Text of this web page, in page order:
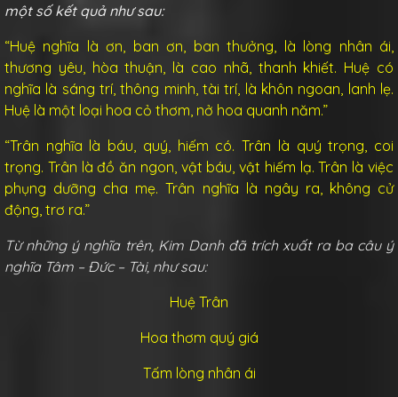
một số kết quả như sau:
“Huệ nghĩa là ơn, ban ơn, ban thưởng, là lòng nhân ái,
thương yêu, hòa thuận, là cao nhã, thanh khiết. Huệ có
nghĩa là sáng trí, thông minh, tài trí, là khôn ngoan, lanh lẹ.
Huệ là một loại hoa cỏ thơm, nở hoa quanh năm.”
“Trân nghĩa là báu, quý, hiếm có. Trân là quý trọng, coi
trọng. Trân là đồ ăn ngon, vật báu, vật hiếm lạ. Trân là việc
phụng dưỡng cha mẹ. Trân nghĩa là ngây ra, không cử
động, trơ ra.”
Từ những ý nghĩa trên, Kim Danh đã trích xuất ra ba câu ý
nghĩa Tâm – Đức – Tài, như sau:
Huệ Trân
Hoa thơm quý giá
Tấm lòng nhân ái